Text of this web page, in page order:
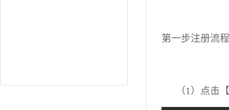
第一步注册流
（1） 点击【